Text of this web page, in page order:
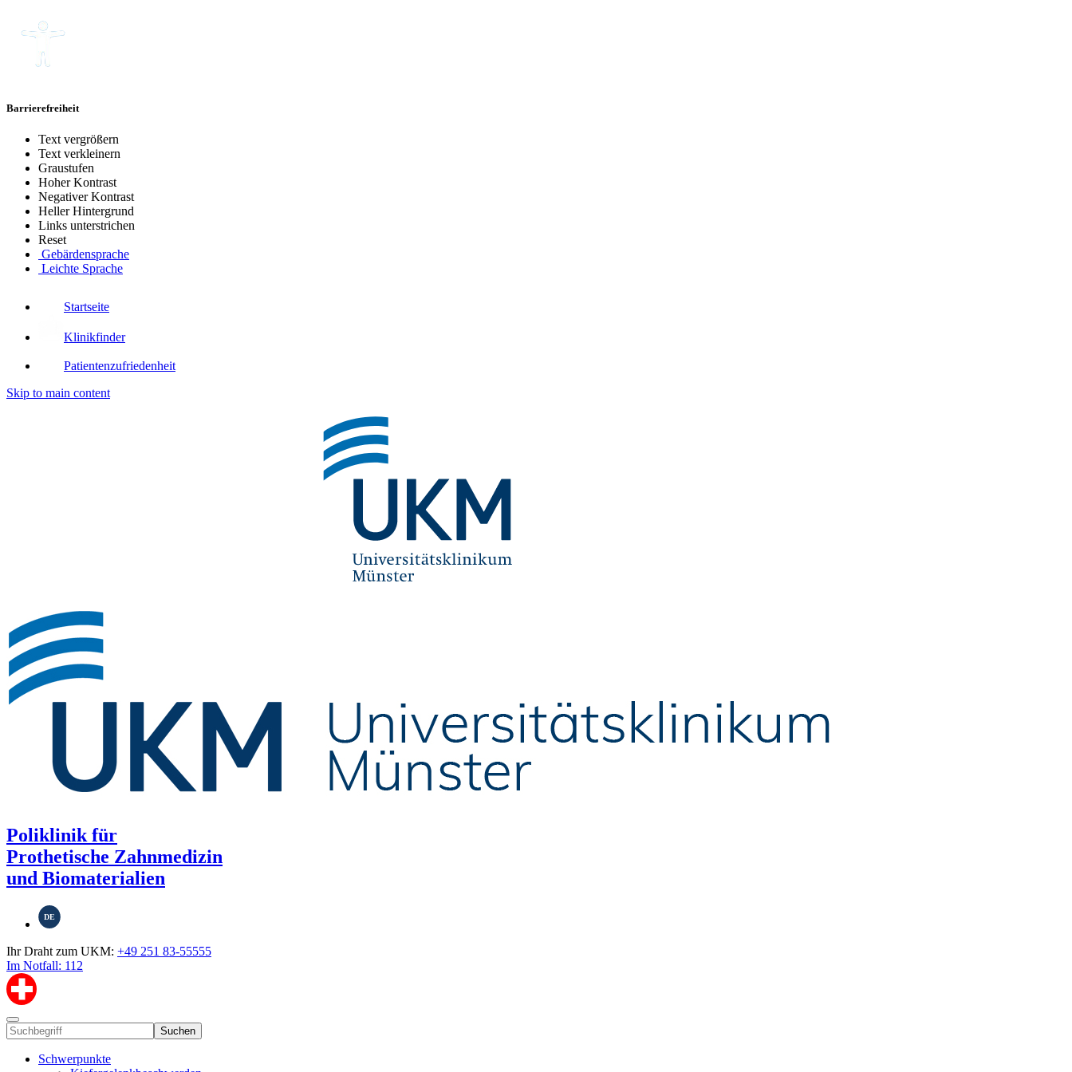
Barrierefreiheit
Text vergrößern
Text verkleinern
Graustufen
Hoher Kontrast
Negativer Kontrast
Heller Hintergrund
Links unterstrichen
Reset
Gebärdensprache
Leichte Sprache
Startseite
Klinikfinder
Patientenzufriedenheit
Skip to main content
Poliklinik für
Prothetische Zahnmedizin
und Biomaterialien
DE
Ihr Draht zum UKM: +49 251 83-55555
Im Notfall: 112
Suchen
Schwerpunkte